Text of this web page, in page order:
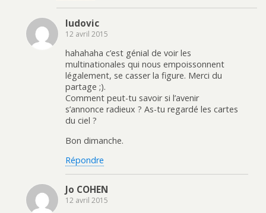
ludovic
12 avril 2015
hahahaha c’est génial de voir les
multinationales qui nous empoissonnent
légalement, se casser la figure. Merci du
partage ;).
Comment peut-tu savoir si l’avenir
s’annonce radieux ? As-tu regardé les cartes
du ciel ?
Bon dimanche.
Répondre
Jo COHEN
12 avril 2015